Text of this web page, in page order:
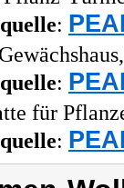
:
:
für
: